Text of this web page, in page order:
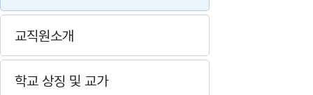
교직원소개
학교 상징 및 교가